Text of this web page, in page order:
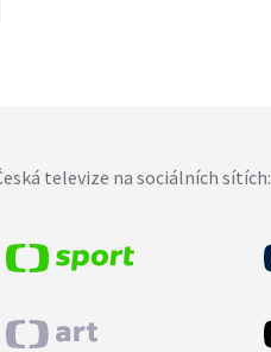
televize na sociálních sítích: